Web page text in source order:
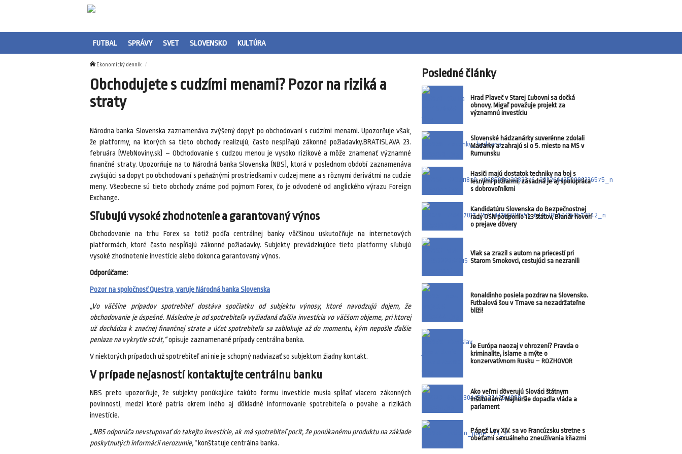
FUTBAL SPRÁVY SVET SLOVENSKO KULTÚRA
Ekonomický denník
Obchodujete s cudzími menami? Pozor na riziká a
straty
Národna banka Slovenska zaznamenáva zvýšený dopyt po obchodovaní s cudzími menami. Upozorňuje však,
že platformy, na ktorých sa tieto obchody realizujú, často nespĺňajú zákonné požiadavky.BRATISLAVA 23.
februára (WebNoviny.sk) – Obchodovanie s cudzou menou je vysoko rizikové a môže znamenať významné
finančné straty. Upozorňuje na to Národná banka Slovenska (NBS), ktorá v poslednom období zaznamenáva
zvyšujúci sa dopyt po obchodovaní s peňažnými prostriedkami v cudzej mene a s rôznymi derivátmi na cudzie
meny. Všeobecne sú tieto obchody známe pod pojmom Forex, čo je odvodené od anglického výrazu Foreign
Exchange.
Sľubujú vysoké zhodnotenie a garantovaný výnos
Obchodovanie na trhu Forex sa totiž podľa centrálnej banky väčšinou uskutočňuje na internetových
platformách, ktoré často nespĺňajú zákonné požiadavky. Subjekty prevádzkujúce tieto platformy sľubujú
vysoké zhodnotenie investície alebo dokonca garantovaný výnos.
Odporúčame:
Pozor na spoločnosť Questra, varuje Národná banka Slovenska
„Vo väčšine prípadov spotrebiteľ dostáva spočiatku od subjektu výnosy, ktoré navodzujú dojem, že
obchodovanie je úspešné. Následne je od spotrebiteľa vyžiadaná ďalšia investícia vo väčšom objeme, pri ktorej
už dochádza k značnej finančnej strate a účet spotrebiteľa sa zablokuje až do momentu, kým nepošle ďalšie
peniaze na vykrytie strát,“opisuje zaznamenané prípady centrálna banka.
V niektorých prípadoch už spotrebiteľ ani nie je schopný nadviazať so subjektom žiadny kontakt.
V prípade nejasností kontaktujte centrálnu banku
NBS preto upozorňuje, že subjekty ponúkajúce takúto formu investície musia spĺňať viacero zákonných
povinností, medzi ktoré patria okrem iného aj dôkladné informovanie spotrebiteľa o povahe a rizikách
investície.
„NBS odporúča nevstupovať do takejto investície, ak má spotrebiteľ pocit, že ponúkanému produktu na základe
poskytnutých informácií nerozumie,“konštatuje centrálna banka.
Posledné články
Hrad Plaveč v Starej Ľubovni sa dočká
obnovy, Migaľ považuje projekt za
významnú investíciu
Slovenské hádzanárky suverénne zdolali
Maďarky a zahrajú si o 5. miesto na MS v
Rumunsku
Hasiči majú dostatok techniky na boj s
lesnými požiarmi, zásadná je aj spolupráca
s dobrovoľníkmi
Kandidatúru Slovenska do Bezpečnostnej
rady OSN podporilo 123 štátov, Blanár hovorí
o prejave dôvery
Vlak sa zrazil s autom na priecestí pri
Starom Smokovci, cestujúci sa nezranili
Ronaldinho posiela pozdrav na Slovensko.
Futbalová šou v Trnave sa nezadržateľne
blíži!
Je Európa naozaj v ohrození? Pravda o
kriminalite, islame a mýte o
konzervatívnom Rusku – ROZHOVOR
Ako veľmi dôverujú Slováci štátnym
inštitúciám? Najhoršie dopadla vláda a
parlament
Pápež Lev XIV. sa vo Francúzsku stretne s
obeťami sexuálneho zneužívania kňazmi